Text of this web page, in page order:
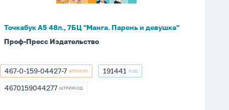
Точкабук А5 48л., 7БЦ "Манга. Парень и девушка"
Проф-Пресс Издательство
467-
0-
467-0-159-04427-7 АРТИКУЛ 191441
191441 КОД
4670159044277
4670159044277 ШТРИХКОД